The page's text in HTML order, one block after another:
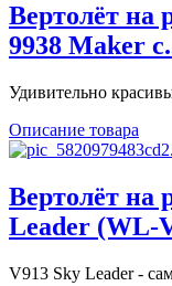
Вертолёт на
9938 Maker
Удивительно
Описание товара
Вертолёт на
Leader (WL-
V913 Sky Leader -